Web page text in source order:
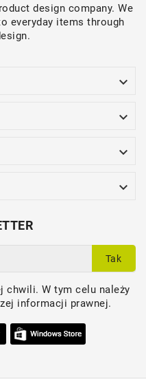
design company. We
everyday items through




Tak
chwili. W tym celu należy
informacji prawnej.